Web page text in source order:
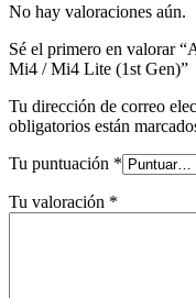
No hay valoraciones aún.
Sé el primero en valorar
Mi4 / Mi4 Lite (1st Gen)”
Tu dirección de correo
obligatorios están
Tu puntuación *
Tu valoración *